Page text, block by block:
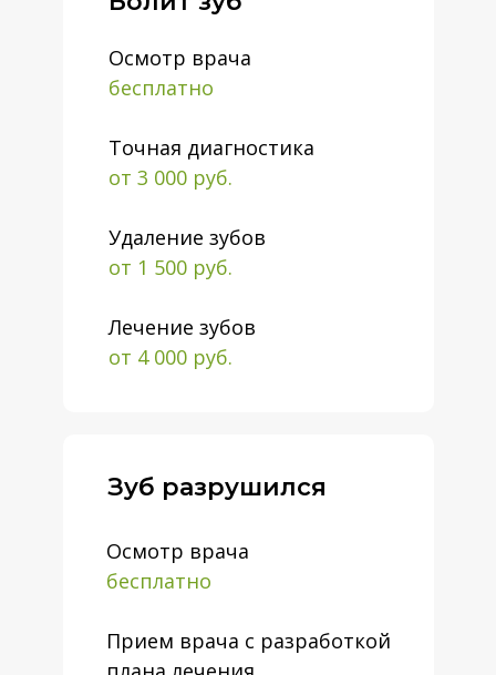
Осмотр врача
бесплатно
Точная диагностика
от 3 000 руб.
Удаление зубов
от 1 500 руб.
Лечение зубов
от 4 000 руб.
Осмотр врача
бесплатно
Прием врача с разработкой
Зуб разрушился